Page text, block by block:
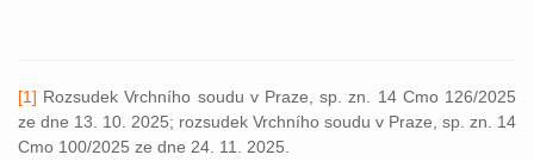
[1] Rozsudek Vrchního soudu v Praze, sp. zn. 14 Cmo 126/2025
ze dne 13. 10. 2025; rozsudek Vrchního soudu v Praze, sp. zn. 14
Cmo 100/2025 ze dne 24. 11. 2025.